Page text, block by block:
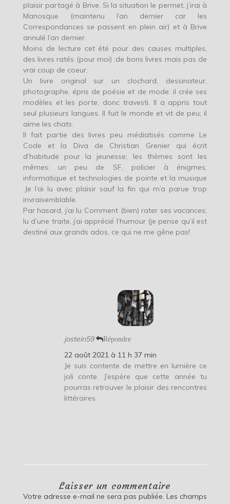
plaisir partagé à Brive. Si la situation le permet, j’irai à
Manosque (maintenu l’an dernier car les
Correspondances se passent en plein air) et à Brive
annulé l’an dernier.
Moins de lecture cet été pour des causes multiples,
des livres ratés (pour moi) ;de bons livres mais pas de
vrai coup de coeur.
Un livre original sur un clochard, dessinateur,
photographe, épris de poésie et de mode: il crée ses
modèles et les porte, donc travesti. Il a appris tout
seul plusieurs langues. Il fuit le monde et vit de peu; il
aime les chats.
Il fait partie des livres peu médiatisés comme Le
Code et la Diva de Christian Grenier qui écrit
d’habitude pour la jeunesse; les thèmes sont les
mêmes: un peu de SF, policier à énigmes,
informatique et technologies de pointe et la musique
.Je l’ai lu avec plaisir sauf la fin qui m’a parue trop
invraisemblable.
Par hasard, j’ai lu Comment (bien) rater ses vacances;
lu d’une traite, j’ai apprécié l’humour (je pense qu’il est
destiné aux grands ados, ce qui ne me gêne pas!
jostein59 Répondre
22 août 2021 à 11 h 37 min
Je suis contente de mettre en lumière ce
joli conte. J’espère que cette année tu
pourras retrouver le plaisir des rencontres
littéraires.
Laisser un commentaire
Votre adresse e-mail ne sera pas publiée. Les champs